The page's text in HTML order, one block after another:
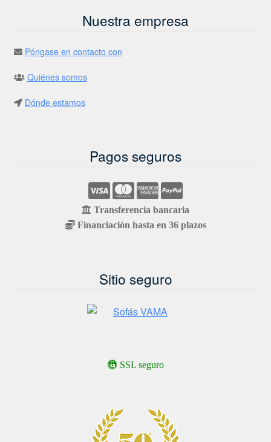
Nuestra empresa
Póngase en contacto con
Quiénes somos
Dónde estamos
Pagos seguros
Transferencia bancaria
Financiación hasta en 36 plazos
Sitio seguro
SSL seguro